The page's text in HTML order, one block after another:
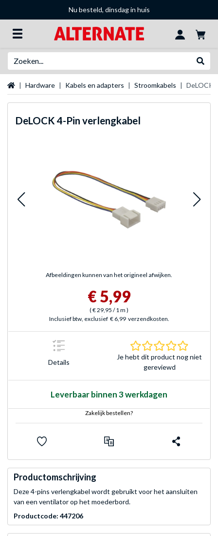
Nu besteld, dinsdag in huis
Startpagina
Hardware Kabels en adapters Stroomkabels DeLOCK
DeLOCK 4-Pin verlengkabel
Afbeeldingen kunnen van het origineel afwijken.
€ 5,99
(€ 29,95 / 1 m )
Inclusief btw, exclusief € 6,99 verzendkosten.
Details
Je hebt dit product nog niet
gereviewd
Leverbaar binnen 3 werkdagen
Zakelijk bestellen?
Productomschrijving
Deze 4-pins verlengkabel wordt gebruikt voor het aansluiten
van een ventilator op het moederbord.
Productcode: 447206